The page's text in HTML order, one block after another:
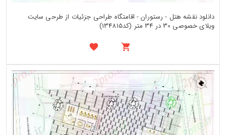
دانلود نقشه هتل - رستوران - اقامتگاه طراحی جزئیات از طرحی سایت
ویلای خصوصی 30 در 34 متر (کد134815)